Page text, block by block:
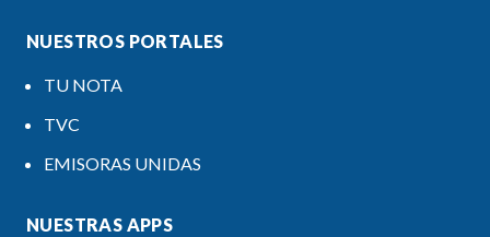
NUESTROS PORTALES
TU NOTA
TVC
EMISORAS UNIDAS
NUESTRAS APPS